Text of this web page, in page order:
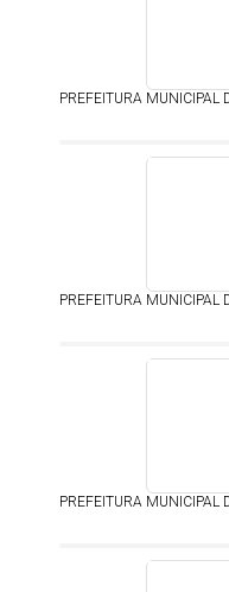
PREFEITURA MUNICIPAL
PREFEITURA MUNICIPAL
PREFEITURA MUNICIPAL